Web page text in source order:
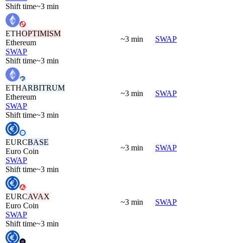
Shift time~3 min
ETHOPTIMISM
Ethereum
SWAP
Shift time~3 min
~3 min SWAP
ETHARBITRUM
Ethereum
SWAP
Shift time~3 min
~3 min SWAP
EURCBASE
Euro Coin
SWAP
Shift time~3 min
~3 min SWAP
EURCAVAX
Euro Coin
SWAP
Shift time~3 min
~3 min SWAP